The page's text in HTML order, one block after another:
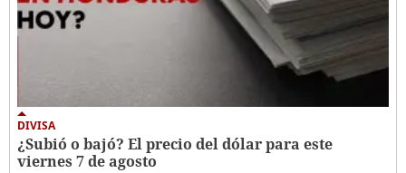
DIVISA
¿Subió o bajó? El precio del dólar para este
viernes 7 de agosto